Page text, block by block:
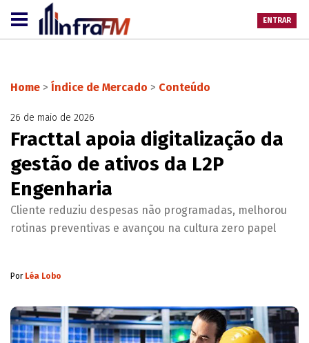
ENTRAR
Home > Índice de Mercado > Conteúdo
26 de maio de 2026
Fracttal apoia digitalização da
gestão de ativos da L2P
Engenharia
Cliente reduziu despesas não programadas, melhorou
rotinas preventivas e avançou na cultura zero papel
Por Léa Lobo